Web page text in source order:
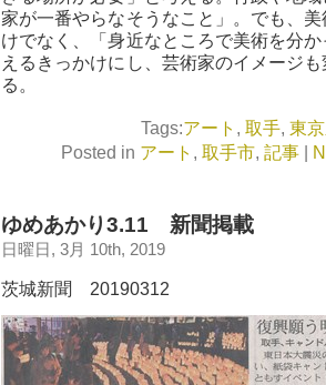
家が一番やらなそうなこと」。でも、
けでなく、「身近なところで美術を分
えるきっかけにし、芸術家のイメージ
る。
Tags:アート , 取手, 東
Posted in アート , 取手市, 記事
ゆめあかり3.11 新聞掲載
日曜日, 3月 10th, 2019
茨城新聞 20190312